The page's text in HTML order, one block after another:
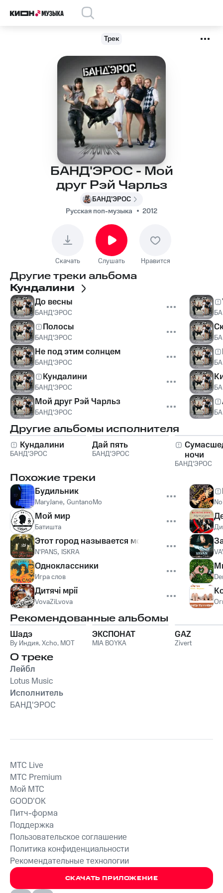
Трек
БАНД'ЭРОС - Мой
друг Рэй Чарльз
БАНД'ЭРОС
Русская поп-музыка
2012
Скачать Слушать Нравится
Другие треки альбома
Кундалини
До весны
БАНД'ЭРОС
Полосы
БАНД'ЭРОС
Не под этим солнцем
БАНД'ЭРОС
Кундалини
БАНД'ЭРОС
Мой друг Рэй Чарльз
БАНД'ЭРОС
Другие альбомы исполнителя
Кундалини
БАНД'ЭРОС
Дай пять
БАНД'ЭРОС
ночи
БАНД'ЭРОС
Похожие треки
Будильник
MaryJane, GuntanoMo
Мой мир
Батишта
Этот город называется москва
N'PANS, ISKRA
Одноклассники
Игра слов
Дитячі мрії
VovaZiLvova
Рекомендованные альбомы
Шадэ
By Индия,Xcho, MOT
ЭКСПОНАТ
MIA BOYKA
GAZ
Zivert
О треке
Лейбл
Lotus Musiс
Исполнитель
БАНД'ЭРОС
СКАЧАТЬ ПРИЛОЖЕНИЕ
MTС Live
MTС Premium
Мой МТС
GOOD’OK
Питч-форма
Поддержка
Пользовательское соглашение
Политика конфиденциальности
Рекомендательные технологии